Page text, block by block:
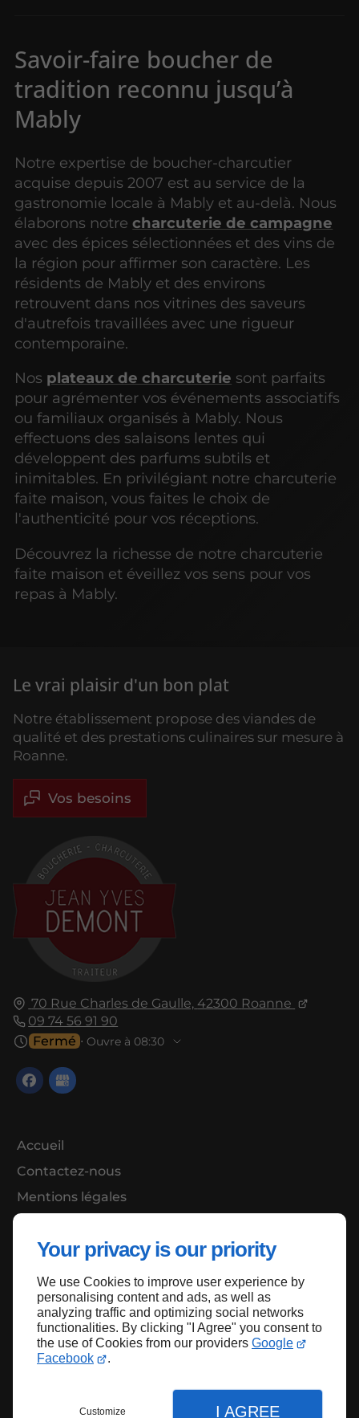
Your privacy is our priority
We use Cookies to improve user experience by
personalising content and ads, as well as
analyzing traffic and optimizing social networks
functionalities. By clicking "I Agree" you consent to
the use of Cookies from our providers Google
Facebook
.
Customize I AGREE
Savoir-faire boucher de
tradition reconnu jusqu’à
Mably
Notre expertise de boucher-charcutier
acquise depuis 2007 est au service de la
gastronomie locale à Mably et au-delà. Nous
élaborons notrecharcuterie de campagne
avec des épices sélectionnées et des vins de
la région pour affirmer son caractère. Les
résidents de Mably et des environs
retrouvent dans nos vitrines des saveurs
d'autrefois travaillées avec une rigueur
contemporaine.
Nos plateaux de charcuterie sont parfaits
pour agrémenter vos événements associatifs
ou familiaux organisés à Mably. Nous
effectuons des salaisons lentes qui
développent des parfums subtils et
inimitables. En privilégiant notre charcuterie
faite maison, vous faites le choix de
l'authenticité pour vos réceptions.
Découvrez la richesse de notre charcuterie
faite maison et éveillez vos sens pour vos
repas à Mably.
70 Rue Charles de Gaulle, 42300 Roanne
09 74 56 91 90
Fermé ⋅ Ouvre à 08:30
Accueil
Contactez-nous
Mentions légales
Le vrai plaisir d'un bon plat
Notre établissement propose des viandes de
qualité et des prestations culinaires sur mesure à
Roanne.
Vos besoins
Haut de page